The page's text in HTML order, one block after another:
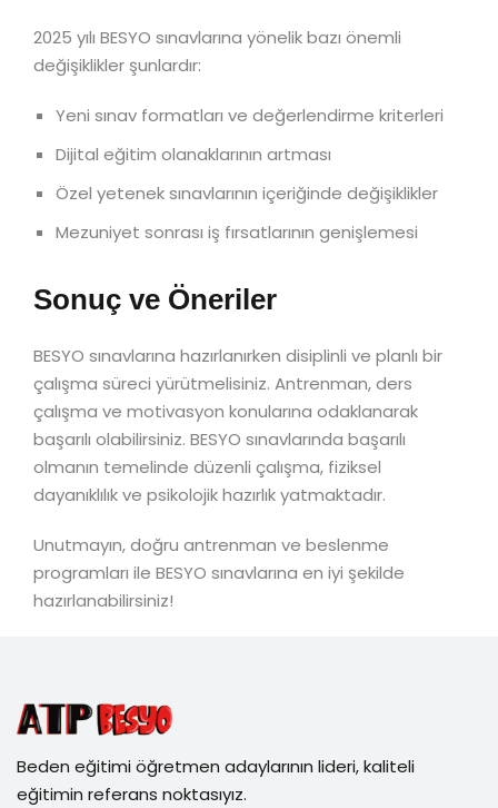
2025 yılı BESYO sınavlarına yönelik bazı önemli
değişiklikler şunlardır:
Yeni sınav formatları ve değerlendirme kriterleri
Dijital eğitim olanaklarının artması
Özel yetenek sınavlarının içeriğinde değişiklikler
Mezuniyet sonrası iş fırsatlarının genişlemesi
Sonuç ve Öneriler
BESYO sınavlarına hazırlanırken disiplinli ve planlı bir
çalışma süreci yürütmelisiniz. Antrenman, ders
çalışma ve motivasyon konularına odaklanarak
başarılı olabilirsiniz. BESYO sınavlarında başarılı
olmanın temelinde düzenli çalışma, fiziksel
dayanıklılık ve psikolojik hazırlık yatmaktadır.
Unutmayın, doğru antrenman ve beslenme
programları ile BESYO sınavlarına en iyi şekilde
hazırlanabilirsiniz!
Beden eğitimi öğretmen adaylarının lideri, kaliteli
eğitimin referans noktasıyız.